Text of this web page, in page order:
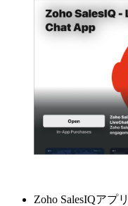
Zoho SalesIQアプ